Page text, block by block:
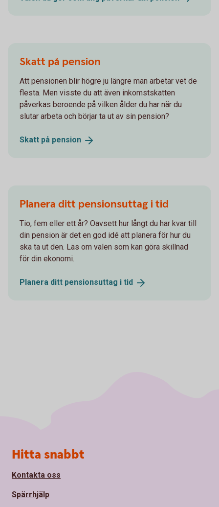
Skatt på pension
Att pensionen blir högre ju längre man arbetar vet de
flesta. Men visste du att även inkomstskatten
påverkas beroende på vilken ålder du har när du
slutar arbeta och börjar ta ut av sin pension?
Skatt på pension
Planera ditt pensionsuttag i tid
Tio, fem eller ett år? Oavsett hur långt du har kvar till
din pension är det en god idé att planera för hur du
ska ta ut den. Läs om valen som kan göra skillnad
för din ekonomi.
Planera ditt pensionsuttag i tid
Sidfot
Hitta snabbt
Kontakta oss
Spärrhjälp